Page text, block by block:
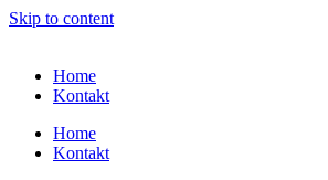
Skip to content
Home
Kontakt
Home
Kontakt